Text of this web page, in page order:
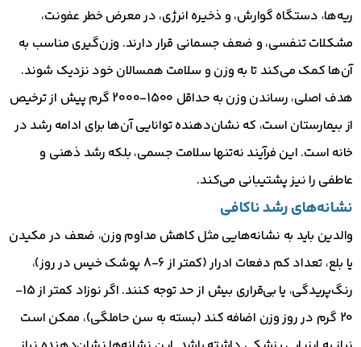
ریه‌ها، دستگاه گوارش، و ذخیره انرژی، در معرض خطر عفونت،
مشکلات تنفسی، و ضعف جسمانی قرار دارند. وزن‌گیری مناسب به
آن‌ها کمک می‌کند تا به وزن و سلامت همسالان خود نزدیک شوند.
هدف اصلی، رساندن وزن به حداقل 1500-2000 گرم پیش از ترخیص
از بیمارستان است، که نشان‌دهنده توانایی آن‌ها برای ادامه رشد در
خانه است. این فرآیند نه‌تنها سلامت جسمی، بلکه رشد ذهنی و
عاطفی را نیز پشتیبانی می‌کند.
نشانه‌های رشد ناکافی
والدین باید به نشانه‌هایی مثل کاهش مداوم وزن، ضعف در مکیدن
یا بلع، تعداد کم دفعات ادرار (کمتر از 6-8 پوشک خیس در روز)،
رنگ‌پریدگی، یا بی‌قراری بیش از حد توجه کنند. اگر نوزاد کمتر از 15-
20 گرم در روز وزن اضافه کند (بسته به سن حاملگی)، ممکن است